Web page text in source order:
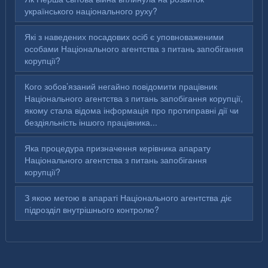
українського національного руху?
Які з наведених посадових осіб є уповноваженими
особами Національного агентства з питань запобігання
корупції?
Кого зобов’язаний негайно повідомити працівник
Національного агентства з питань запобігання корупції,
якому стала відома інформація про протиправні дії чи
бездіяльність іншого працівника...
Яка процедура призначення керівника апарату
Національного агентства з питань запобігання
корупції?
З якою метою в апараті Національного агентства діє
підрозділ внутрішнього контролю?